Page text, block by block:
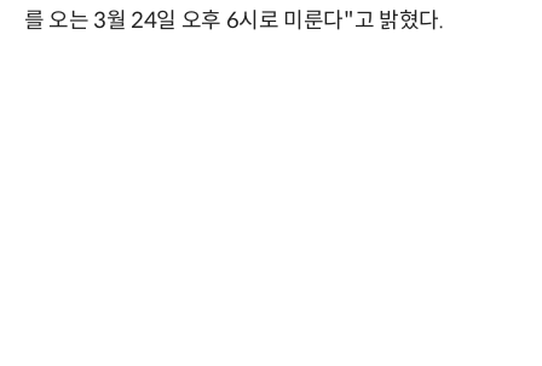
를 오는 3월 24일 오후 6시로 미룬다"고 밝혔다.